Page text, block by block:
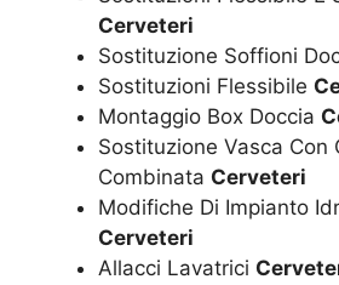
Cerveteri
Sostituzione Soffioni
Sostituzioni Flessibile
Montaggio Box Doccia
Sostituzione Vasca Con
Combinata Cerveteri
Modifiche Di Impianto
Cerveteri
Allacci Lavatrici